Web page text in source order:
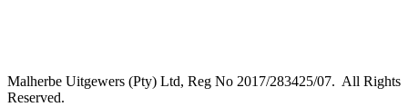
Malherbe Uitgewers (Pty) Ltd, Reg No 2017/283425/07. All Rights
Reserved.